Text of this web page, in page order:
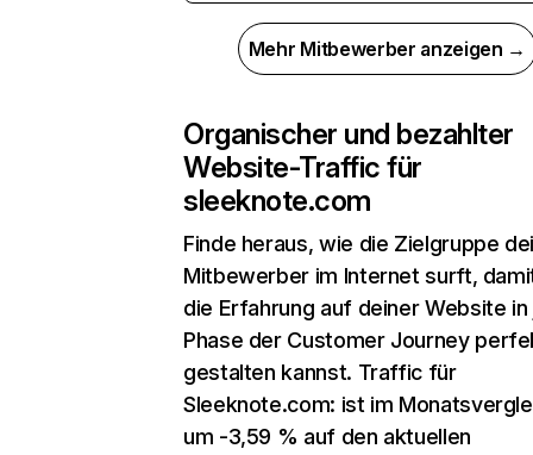
Mehr Mitbewerber anzeigen →
Organischer und bezahlter
Website-Traffic für
sleeknote.com
Finde heraus, wie die Zielgruppe
Mitbewerber im Internet surft,
die Erfahrung auf deiner Website
Phase der Customer Journey
gestalten kannst. Traffic für
Sleeknote.com: ist im
um -3,59 % auf den aktuellen